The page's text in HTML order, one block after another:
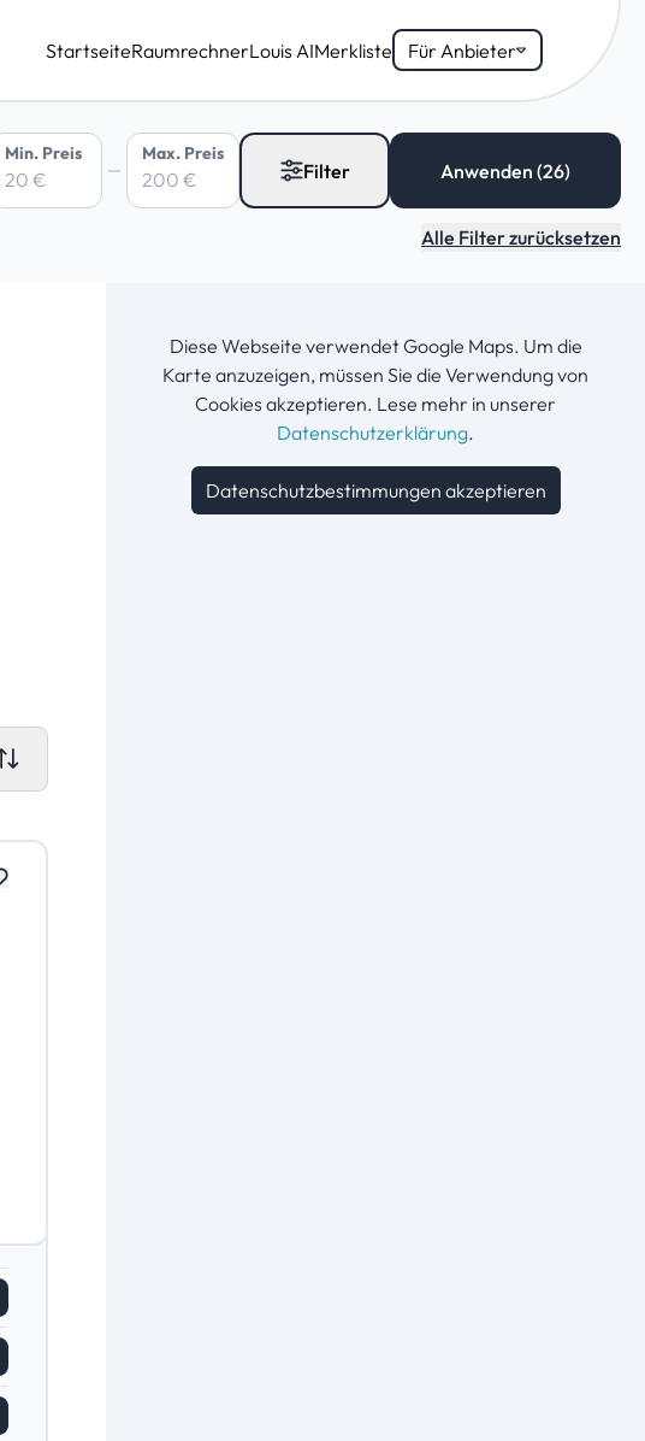
StartseiteRaumrechnerLouis AIMerkliste Für Anbieter
Min. Preis Max. Preis
Filter
Alle Filter zurücksetzen
Diese Webseite verwendet Google Maps. Um die
Karte anzuzeigen, müssen Sie die Verwendung von
Cookies akzeptieren. Lese mehr in unserer
Datenschutzerklärung.
Datenschutzbestimmungen akzeptieren